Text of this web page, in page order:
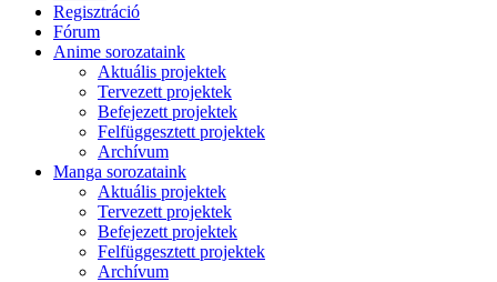
Regisztráció
Fórum
Anime sorozataink
Aktuális projektek
Tervezett projektek
Befejezett projektek
Felfüggesztett projektek
Archívum
Manga sorozataink
Aktuális projektek
Tervezett projektek
Befejezett projektek
Felfüggesztett projektek
Archívum